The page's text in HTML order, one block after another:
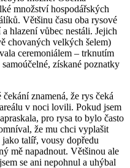
množství hospodářských
Většinu času oba rysové
hlazení vůbec nestáli. Jejich
chovaných velkých šelem)
ceremoniálem – trknutím
získané poznatky
znamená, že rys čeká
v noci lovili. Pokud jsem
pro rysa to bylo často
že mu chci vyplašit
talíř, vousy dopředu
mě napadnout. Většinou ale
se ani nepohnul a uhýbal